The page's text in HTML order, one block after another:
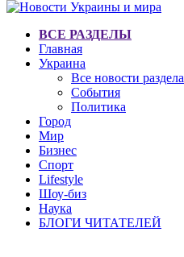
ВСЕ РАЗДЕЛЫ
Главная
Украина
Все новости раздела
События
Политика
Город
Мир
Бизнес
Спорт
Lifestyle
Шоу-биз
Наука
БЛОГИ ЧИТАТЕЛЕЙ